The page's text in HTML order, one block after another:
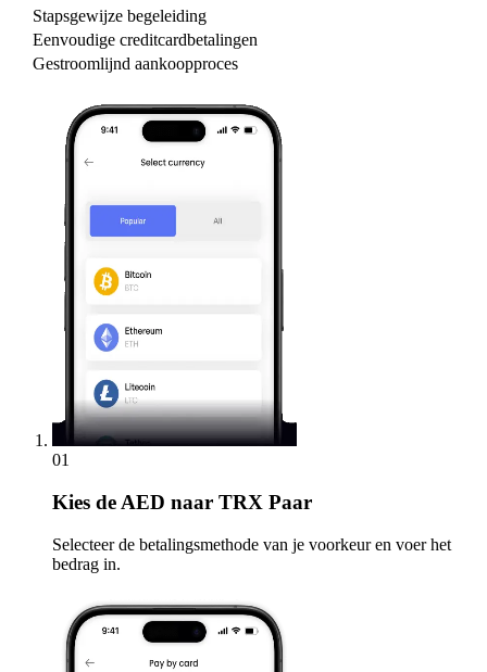
Stapsgewijze begeleiding
Eenvoudige creditcardbetalingen
Gestroomlijnd aankoopproces
01
Kies de AED naar TRX Paar
Selecteer de betalingsmethode van je voorkeur en voer het
bedrag in.